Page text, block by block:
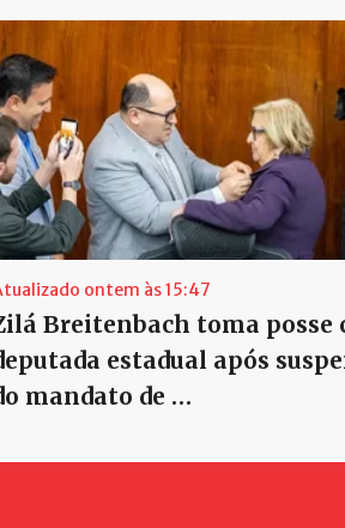
ontem às 15:47
Breitenbach toma posse
estadual após
mandato de …